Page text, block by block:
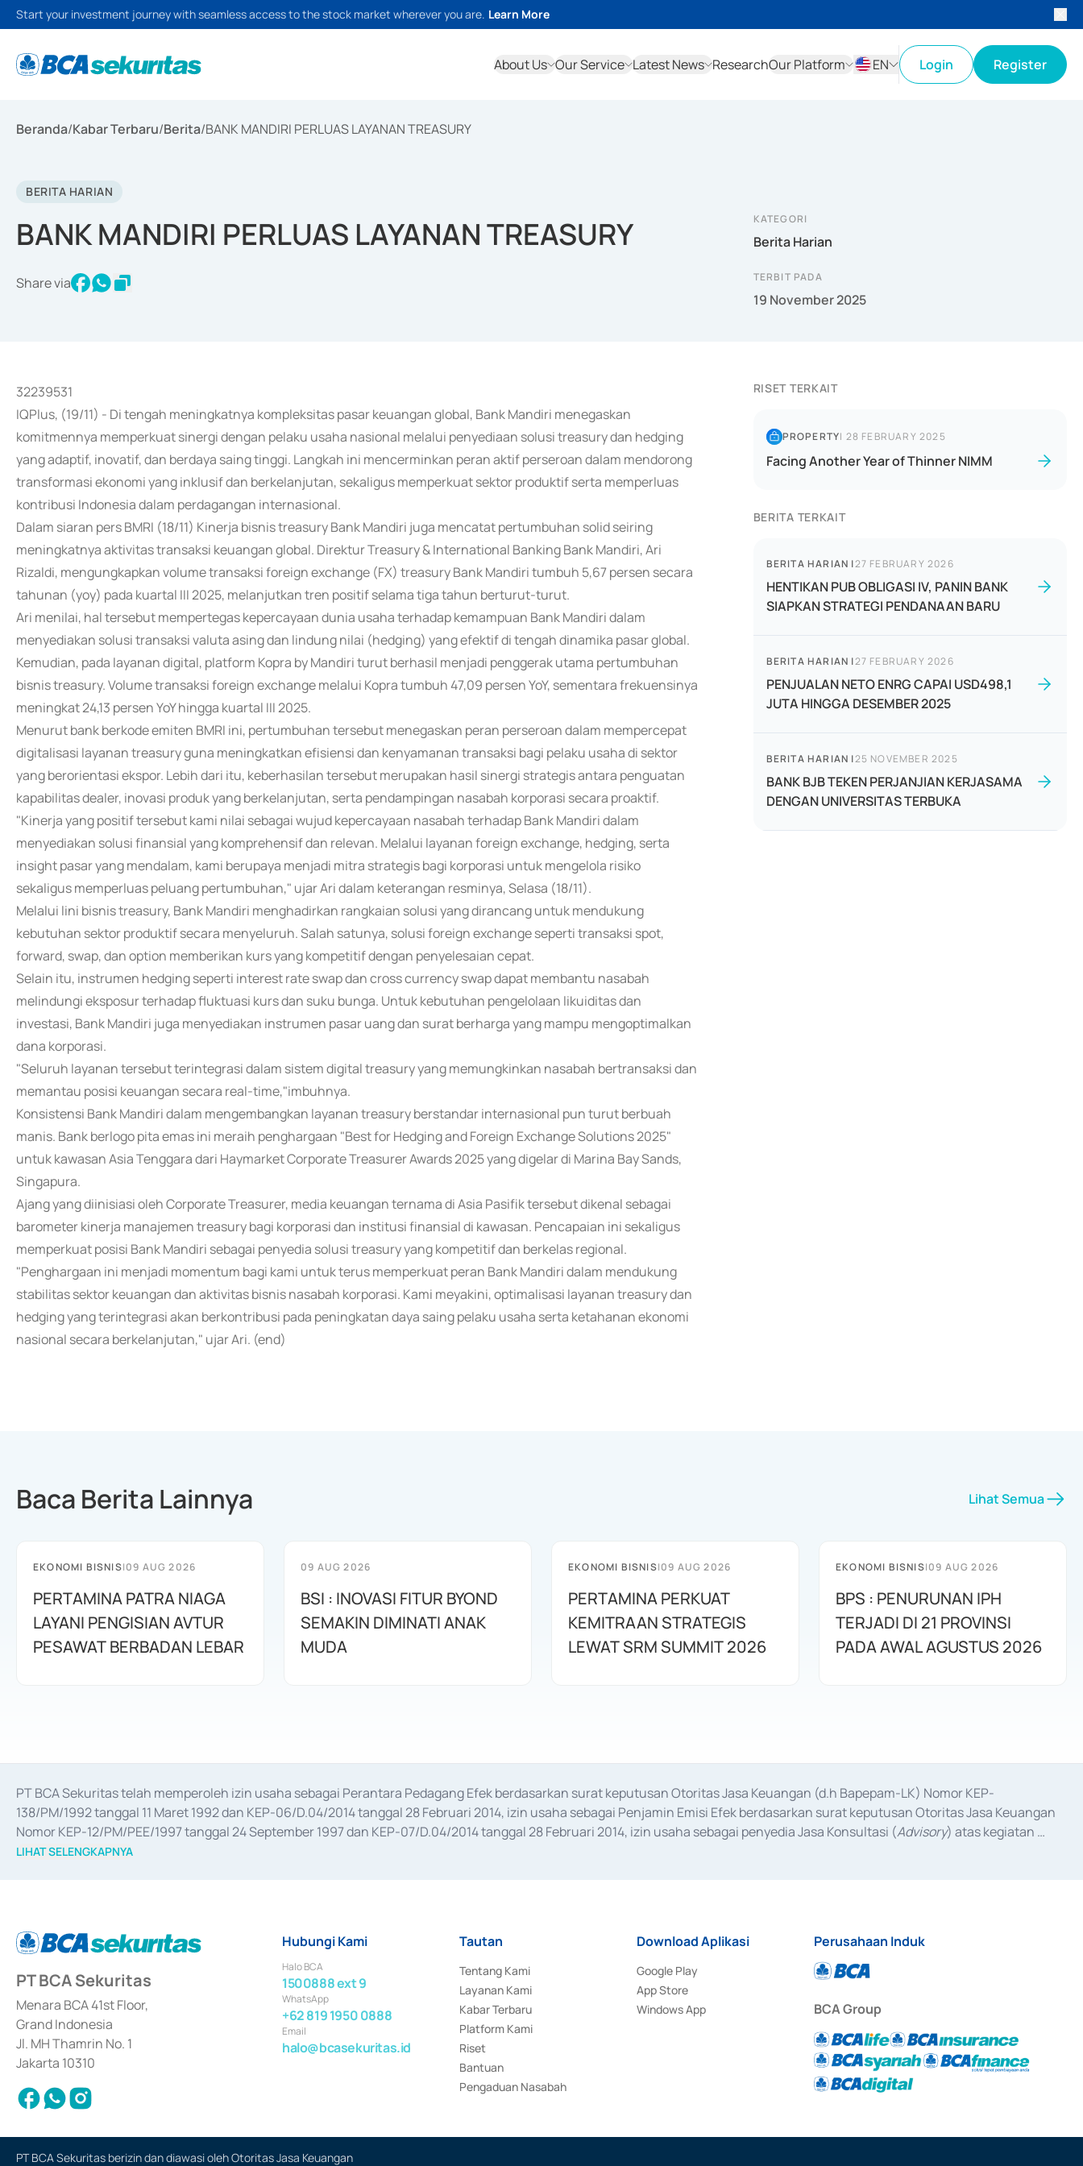
Start your investment journey with seamless access to the stock market wherever you are. Learn More
About Us Our Service Latest News ResearchOur Platform
EN
Login Register
Beranda/Kabar Terbaru/Berita/BANK MANDIRI PERLUAS LAYANAN TREASURY
BERITA HARIAN
BANK MANDIRI PERLUAS LAYANAN TREASURY
Share via
KATEGORI
Berita Harian
TERBIT PADA
19 November 2025
32239531
IQPlus, (19/11) - Di tengah meningkatnya kompleksitas pasar keuangan global, Bank Mandiri menegaskan
komitmennya memperkuat sinergi dengan pelaku usaha nasional melalui penyediaan solusi treasury dan hedging
yang adaptif, inovatif, dan berdaya saing tinggi. Langkah ini mencerminkan peran aktif perseroan dalam mendorong
transformasi ekonomi yang inklusif dan berkelanjutan, sekaligus memperkuat sektor produktif serta memperluas
kontribusi Indonesia dalam perdagangan internasional.
Dalam siaran pers BMRI (18/11) Kinerja bisnis treasury Bank Mandiri juga mencatat pertumbuhan solid seiring
meningkatnya aktivitas transaksi keuangan global. Direktur Treasury & International Banking Bank Mandiri, Ari
Rizaldi, mengungkapkan volume transaksi foreign exchange (FX) treasury Bank Mandiri tumbuh 5,67 persen secara
tahunan (yoy) pada kuartal III 2025, melanjutkan tren positif selama tiga tahun berturut-turut.
Ari menilai, hal tersebut mempertegas kepercayaan dunia usaha terhadap kemampuan Bank Mandiri dalam
menyediakan solusi transaksi valuta asing dan lindung nilai (hedging) yang efektif di tengah dinamika pasar global.
Kemudian, pada layanan digital, platform Kopra by Mandiri turut berhasil menjadi penggerak utama pertumbuhan
bisnis treasury. Volume transaksi foreign exchange melalui Kopra tumbuh 47,09 persen YoY, sementara frekuensinya
meningkat 24,13 persen YoY hingga kuartal III 2025.
Menurut bank berkode emiten BMRI ini, pertumbuhan tersebut menegaskan peran perseroan dalam mempercepat
digitalisasi layanan treasury guna meningkatkan efisiensi dan kenyamanan transaksi bagi pelaku usaha di sektor
yang berorientasi ekspor. Lebih dari itu, keberhasilan tersebut merupakan hasil sinergi strategis antara penguatan
kapabilitas dealer, inovasi produk yang berkelanjutan, serta pendampingan nasabah korporasi secara proaktif.
"Kinerja yang positif tersebut kami nilai sebagai wujud kepercayaan nasabah terhadap Bank Mandiri dalam
menyediakan solusi finansial yang komprehensif dan relevan. Melalui layanan foreign exchange, hedging, serta
insight pasar yang mendalam, kami berupaya menjadi mitra strategis bagi korporasi untuk mengelola risiko
sekaligus memperluas peluang pertumbuhan," ujar Ari dalam keterangan resminya, Selasa (18/11).
Melalui lini bisnis treasury, Bank Mandiri menghadirkan rangkaian solusi yang dirancang untuk mendukung
kebutuhan sektor produktif secara menyeluruh. Salah satunya, solusi foreign exchange seperti transaksi spot,
forward, swap, dan option memberikan kurs yang kompetitif dengan penyelesaian cepat.
Selain itu, instrumen hedging seperti interest rate swap dan cross currency swap dapat membantu nasabah
melindungi eksposur terhadap fluktuasi kurs dan suku bunga. Untuk kebutuhan pengelolaan likuiditas dan
investasi, Bank Mandiri juga menyediakan instrumen pasar uang dan surat berharga yang mampu mengoptimalkan
dana korporasi.
"Seluruh layanan tersebut terintegrasi dalam sistem digital treasury yang memungkinkan nasabah bertransaksi dan
memantau posisi keuangan secara real-time,"imbuhnya.
Konsistensi Bank Mandiri dalam mengembangkan layanan treasury berstandar internasional pun turut berbuah
manis. Bank berlogo pita emas ini meraih penghargaan "Best for Hedging and Foreign Exchange Solutions 2025"
untuk kawasan Asia Tenggara dari Haymarket Corporate Treasurer Awards 2025 yang digelar di Marina Bay Sands,
Singapura.
Ajang yang diinisiasi oleh Corporate Treasurer, media keuangan ternama di Asia Pasifik tersebut dikenal sebagai
barometer kinerja manajemen treasury bagi korporasi dan institusi finansial di kawasan. Pencapaian ini sekaligus
memperkuat posisi Bank Mandiri sebagai penyedia solusi treasury yang kompetitif dan berkelas regional.
"Penghargaan ini menjadi momentum bagi kami untuk terus memperkuat peran Bank Mandiri dalam mendukung
stabilitas sektor keuangan dan aktivitas bisnis nasabah korporasi. Kami meyakini, optimalisasi layanan treasury dan
hedging yang terintegrasi akan berkontribusi pada peningkatan daya saing pelaku usaha serta ketahanan ekonomi
nasional secara berkelanjutan," ujar Ari. (end)
RISET TERKAIT
PROPERTY| 28 FEBRUARY 2025
Facing Another Year of Thinner NIMM
BERITA TERKAIT
BERITA HARIAN |27 FEBRUARY 2026
HENTIKAN PUB OBLIGASI IV, PANIN BANK
SIAPKAN STRATEGI PENDANAAN BARU
BERITA HARIAN |27 FEBRUARY 2026
PENJUALAN NETO ENRG CAPAI USD498,1
JUTA HINGGA DESEMBER 2025
BERITA HARIAN |25 NOVEMBER 2025
BANK BJB TEKEN PERJANJIAN KERJASAMA
DENGAN UNIVERSITAS TERBUKA
Baca Berita Lainnya Lihat Semua
EKONOMI BISNIS|09 AUG 2026
PERTAMINA PATRA NIAGA
LAYANI PENGISIAN AVTUR
PESAWAT BERBADAN LEBAR
09 AUG 2026
BSI : INOVASI FITUR BYOND
SEMAKIN DIMINATI ANAK
MUDA
EKONOMI BISNIS|09 AUG 2026
PERTAMINA PERKUAT
KEMITRAAN STRATEGIS
LEWAT SRM SUMMIT 2026
EKONOMI BISNIS|09 AUG 2026
BPS : PENURUNAN IPH
TERJADI DI 21 PROVINSI
PADA AWAL AGUSTUS 2026
PT BCA Sekuritas telah memperoleh izin usaha sebagai Perantara Pedagang Efek berdasarkan surat keputusan Otoritas Jasa Keuangan (d.h Bapepam-LK) Nomor KEP-
138/PM/1992 tanggal 11 Maret 1992 dan KEP-06/D.04/2014 tanggal 28 Februari 2014, izin usaha sebagai Penjamin Emisi Efek berdasarkan surat keputusan Otoritas Jasa Keuangan
Nomor KEP-12/PM/PEE/1997 tanggal 24 September 1997 dan KEP-07/D.04/2014 tanggal 28 Februari 2014, izin usaha sebagai penyedia Jasa Konsultasi (Advisory) atas kegiatan
merger, akuisisi, divestasi, dan
LIHAT SELENGKAPNYA
PT BCA Sekuritas
Menara BCA 41st Floor,
Grand Indonesia
Jl. MH Thamrin No. 1
Jakarta 10310
Hubungi Kami
Halo BCA
1500888 ext 9
WhatsApp
+62 819 1950 0888
Email
halo@bcasekuritas.id
Tautan
Tentang Kami
Layanan Kami
Kabar Terbaru
Platform Kami
Riset
Bantuan
Pengaduan Nasabah
Download Aplikasi
Google Play
App Store
Windows App
Perusahaan Induk
BCA Group
PT BCA Sekuritas berizin dan diawasi oleh Otoritas Jasa Keuangan